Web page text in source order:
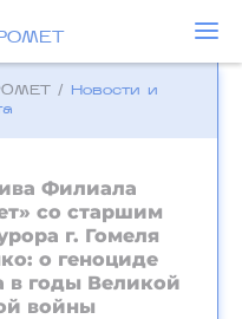
/
Новости и
Филиала
со старшим
г. Гомеля
о геноциде
в годы Великой
войны